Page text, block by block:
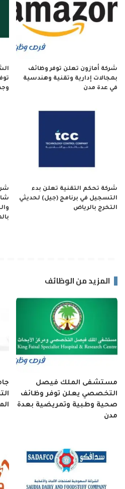
شركة أمازون تعلن توفر وظائف
بمجالات إدارية وتقنية وهندسية
في عدة مدن
شركة تحكم التقنية تعلن بدء
التسجيل في برنامج (جيل) لحديثي
التخرج بالرياض
المزيد من الوظائف
مستشفى الملك فيصل
التخصصي يعلن توفر وظائف
صحية وطبية وتمريضية بعدة
مدن